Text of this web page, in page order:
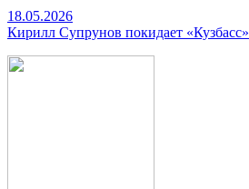
18.05.2026
Кирилл Супрунов покидает «Кузбасс»